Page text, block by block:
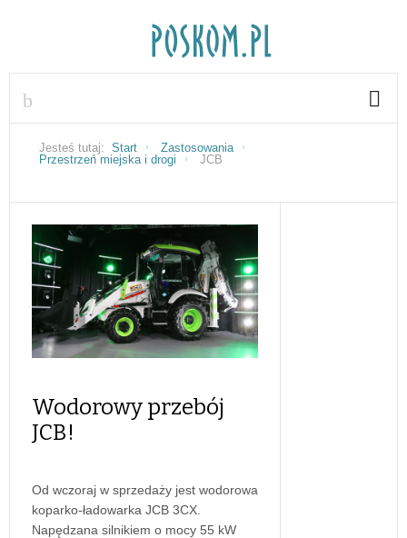
Jesteś tutaj: Start
Zastosowania
Przestrzeń miejska i drogi
JCB
Wodorowy przebój
JCB!
Od wczoraj w sprzedaży jest wodorowa
koparko-ładowarka JCB 3CX.
Napędzana silnikiem o mocy 55 kW